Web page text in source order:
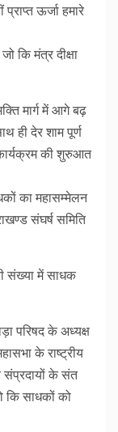
ऊर्जा हमारे
कि मंत्र दीक्षा
मार्ग में आगे बढ़
ही देर शाम पूर्ण
कार्यक्रम की शुरुआत
का महासम्मेलन
संघर्ष समिति
संख्या में साधक
परिषद के अध्यक्ष
के राष्ट्रीय
संप्रदायों के संत
कि साधकों को